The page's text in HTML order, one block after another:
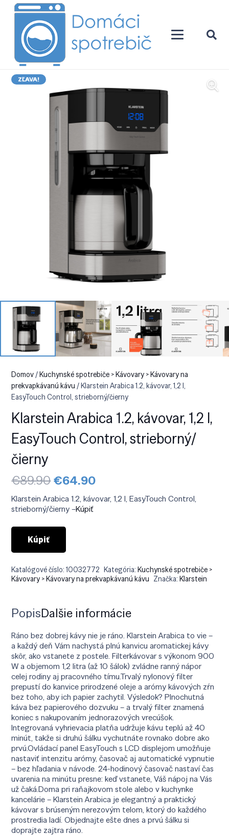
ZĽAVA!
Domov/Kuchynské spotrebiče > Kávovary > Kávovary na
prekvapkávanú kávu / Klarstein Arabica 1.2, kávovar, 1,2 l,
EasyTouch Control, strieborný/čierny
Klarstein Arabica 1.2, kávovar, 1,2 l,
EasyTouch Control, strieborný/
čierny
€89.90Pôvodná
cena
bola:
€89.90.
€64.90Aktuálna
je:
Klarstein Arabica 1.2, kávovar, 1,2 l, EasyTouch Control,
strieborný/čierny –Kúpiť
Kúpiť
Katalógové číslo:10032772 Kategória:Kuchynské spotrebiče >
Kávovary > Kávovary na prekvapkávanú kávu Značka:Klarstein
PopisĎalšie informácie
Ráno bez dobrej kávy nie je ráno. Klarstein Arabica to vie –
a každý deň Vám nachystá plnú kanvicu aromatickej kávy
skôr, ako vstanete z postele. Filterkávovar s výkonom 900
W a objemom 1,2 litra (až 10 šálok) zvládne ranný nápor
celej rodiny aj pracovného tímu.Trvalý nylonový filter
prepustí do kanvice prirodzené oleje a arómy kávových zŕn
bez toho, aby ich papier zachytil. Výsledok? Plnochutná
káva bez papierového dozvuku – a trvalý filter znamená
koniec s nakupovaním jednorazových vrecúšok.
Integrovaná vyhrievacia platňa udržuje kávu teplú až 40
minút, takže si druhú šálku vychutnáte rovnako dobre ako
prvú.Ovládací panel EasyTouch s LCD displejom umožňuje
nastaviť intenzitu arómy, časovač aj automatické vypnutie
– bez hľadania v návode. 24-hodinový časovač nastaví čas
uvarenia na minútu presne: keď vstanete, Váš nápoj na Vás
už čaká.Doma pri raňajkovom stole alebo v kuchynke
kancelárie – Klarstein Arabica je elegantný a praktický
kávovar s brúseným nerezovým telom, ktorý do každého
prostredia ladí. Objednajte ešte dnes a prvú šálku si
doprajte zajtra ráno.